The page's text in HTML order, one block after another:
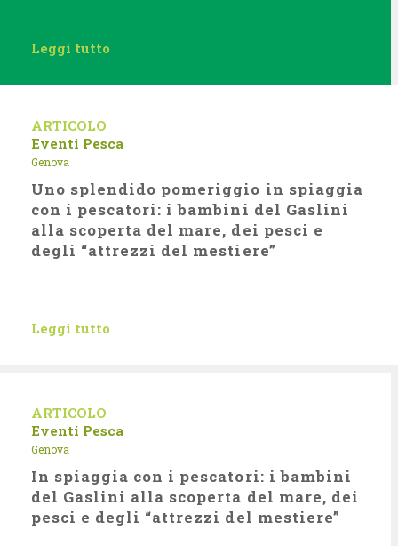
Leggi tutto
ARTICOLO
Eventi Pesca
Genova
Uno splendido pomeriggio in spiaggia
con i pescatori: i bambini del Gaslini
alla scoperta del mare, dei pesci e
degli “attrezzi del mestiere”
Leggi tutto
ARTICOLO
Eventi Pesca
Genova
In spiaggia con i pescatori: i bambini
del Gaslini alla scoperta del mare, dei
pesci e degli “attrezzi del mestiere”